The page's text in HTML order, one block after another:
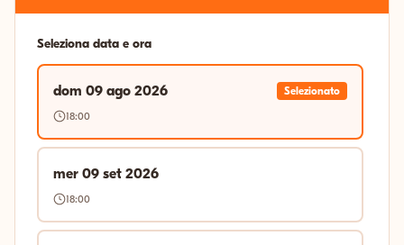
Seleziona data e ora
dom 09 ago 2026
Selezionato
18:00
mer 09 set 2026
18:00